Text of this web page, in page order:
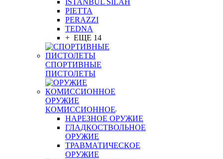
ISTANBUL SILAH
PIETTA
PERAZZI
TEDNA
+ ЕЩЕ 14
СПОРТИВНЫЕ
ПИСТОЛЕТЫ
ОРУЖИЕ
КОМИССИОННОЕ
НАРЕЗНОЕ ОРУЖИЕ
ГЛАДКОСТВОЛЬНОЕ
ОРУЖИЕ
ТРАВМАТИЧЕСКОЕ
ОРУЖИЕ